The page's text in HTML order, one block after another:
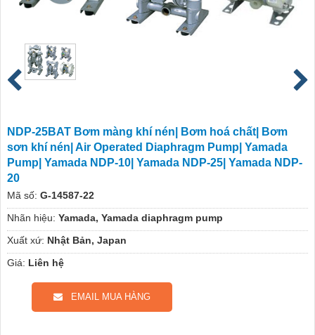
NDP-25BAT Bơm màng khí nén| Bơm hoá chất| Bơm
sơn khí nén| Air Operated Diaphragm Pump| Yamada
Pump| Yamada NDP-10| Yamada NDP-25| Yamada NDP-
20
Mã số: G-14587-22
Nhãn hiệu: Yamada, Yamada diaphragm pump
Xuất xứ: Nhật Bản, Japan
Giá: Liên hệ
EMAIL MUA HÀNG